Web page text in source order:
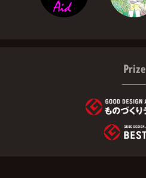
Prize